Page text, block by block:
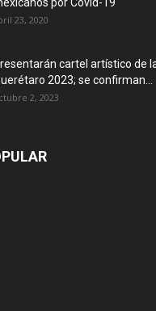
por Covid-19
23, 2020
cartel artístico de
2023; se confirman...
2, 2023